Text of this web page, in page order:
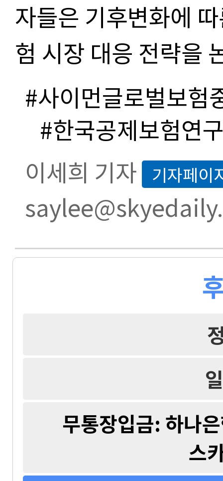
자들은 기후변화에
험 시장 대응 전략을
#사이먼글로벌보험
#한국공제보험연
이세희 기자
기자페이
무통장입금: 하나
스